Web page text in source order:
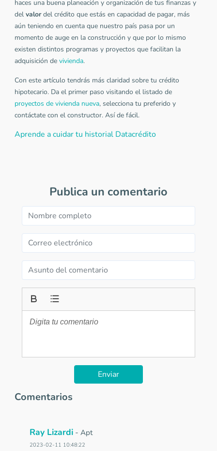
haces una buena planeación y organización de tus finanzas y
del valordel crédito que estás en capacidad de pagar, más
aún teniendo en cuenta que nuestro país pasa por un
momento de auge en la construcción y que por lo mismo
existen distintos programas y proyectos que facilitan la
adquisición de vivienda.
Con este artículo tendrás más claridad sobre tu crédito
hipotecario. Da el primer paso visitando el listado de
proyectos de vivienda nueva, selecciona tu preferido y
contáctate con el constructor. Así de fácil.
Aprende a cuidar tu historial Datacrédito
Publica un comentario
Enviar
Comentarios
Ray Lizardi - Apt
2023-02-11 10:48:22